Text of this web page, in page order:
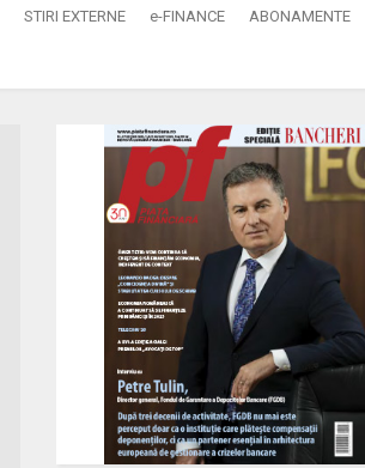
STIRI EXTERNE e-FINANCE ABONAMENTE